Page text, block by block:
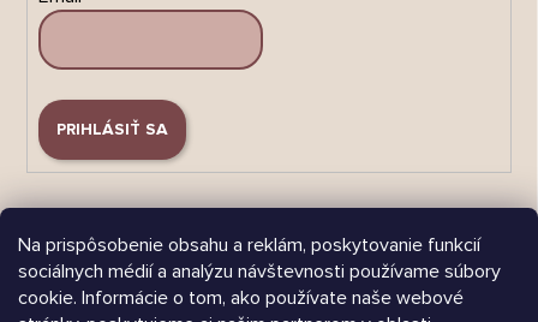
Na prispôsobenie obsahu a reklám, poskytovanie funkcií
sociálnych médií a analýzu návštevnosti používame súbory
cookie. Informácie o tom, ako používate naše webové
PRIHLÁSIŤ SA
Árukereső.hu